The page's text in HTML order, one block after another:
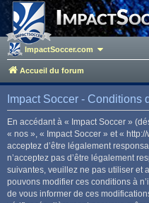
ImpactSoccer.com
Accueil du forum
Impact Soccer - Conditions
En accédant à « Impact Soccer »
« nos », « Impact Soccer » et «
acceptez d’être légalement
n’acceptez pas d’être légalement
suivantes, veuillez ne pas utiliser et
pouvons modifier ces conditions à
de vous informer de ces